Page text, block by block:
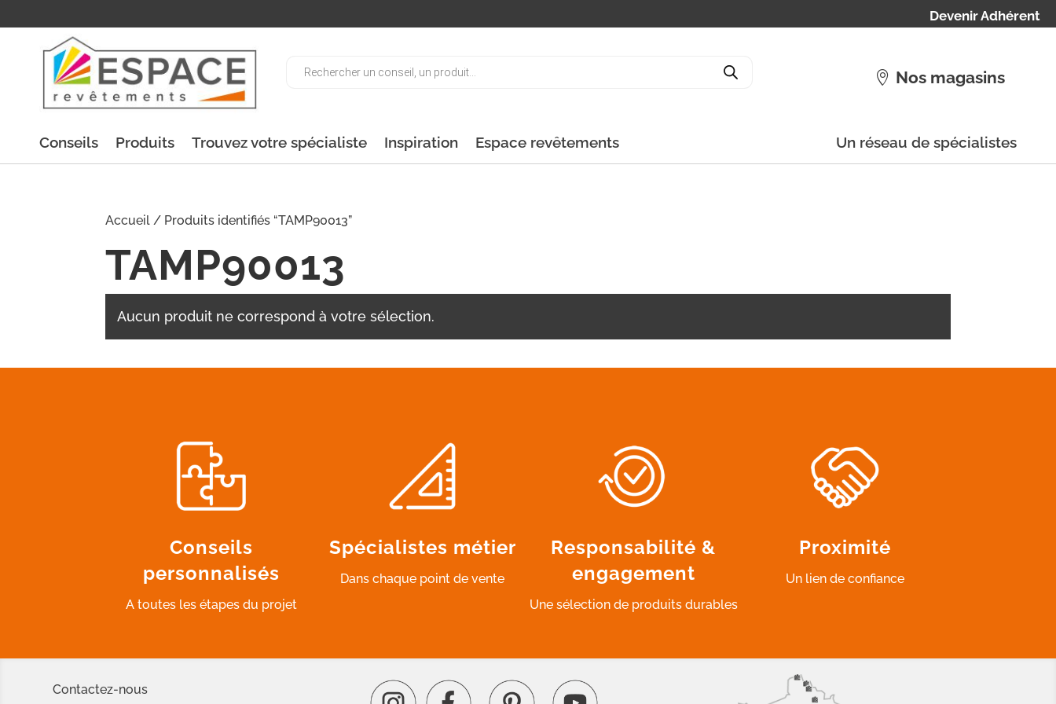
Devenir Adhérent
Nos magasins
Conseils Produits Trouvez votre spécialiste Inspiration Espace revêtements Un réseau de spécialistes
Accueil / Produits identifiés “TAMP90013”
TAMP90013
Aucun produit ne correspond à votre sélection.
Conseils
personnalisés
A toutes les étapes du projet
Spécialistes métier
Dans chaque point de vente
Responsabilité &
engagement
Une sélection de produits durables
Proximité
Un lien de confiance
Contactez-nous